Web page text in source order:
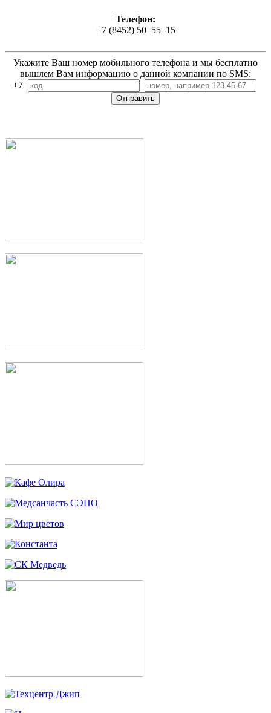
Телефон:
+7 (8452) 50‒55‒15
Укажите Ваш номер мобильного телефона и мы бесплатно
вышлем Вам информацию о данной компании по SMS:
+7